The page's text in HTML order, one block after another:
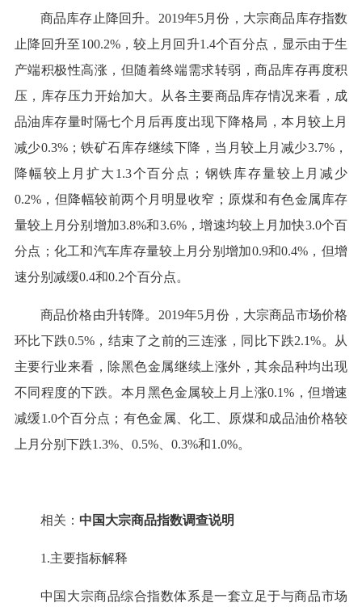
商品库存止降回升。2019年5月份，大宗商品库存指数
止降回升至100.2%，较上月回升1.4个百分点，显示由于生
产端积极性高涨，但随着终端需求转弱，商品库存再度积
压，库存压力开始加大。从各主要商品库存情况来看，成
品油库存量时隔七个月后再度出现下降格局，本月较上月
减少0.3%；铁矿石库存继续下降，当月较上月减少3.7%，
降幅较上月扩大1.3个百分点；钢铁库存量较上月减少
0.2%，但降幅较前两个月明显收窄；原煤和有色金属库存
量较上月分别增加3.8%和3.6%，增速均较上月加快3.0个百
分点；化工和汽车库存量较上月分别增加0.9和0.4%，但增
速分别减缓0.4和0.2个百分点。
商品价格由升转降。2019年5月份，大宗商品市场价格
环比下跌0.5%，结束了之前的三连涨，同比下跌2.1%。从
主要行业来看，除黑色金属继续上涨外，其余品种均出现
不同程度的下跌。本月黑色金属较上月上涨0.1%，但增速
减缓1.0个百分点；有色金属、化工、原煤和成品油价格较
上月分别下跌1.3%、0.5%、0.3%和1.0%。
相关： 中国大宗商品指数调查说明
1.主要指标解释
中国大宗商品综合指数体系是一套立足于与商品市场